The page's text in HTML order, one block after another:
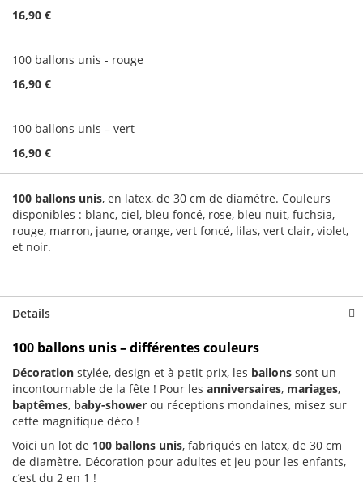
16,90 €
100 ballons unis - rouge
16,90 €
100 ballons unis – vert
16,90 €
100 ballons unis, en latex, de 30 cm de diamètre. Couleurs
disponibles : blanc, ciel, bleu foncé, rose, bleu nuit, fuchsia,
rouge, marron, jaune, orange, vert foncé, lilas, vert clair, violet,
et noir.
Details
100 ballons unis – différentes couleurs
Décoration stylée, design et à petit prix, les ballons sont un
incontournable de la fête ! Pour les anniversaires, mariages,
baptêmes, baby-shower ou réceptions mondaines, misez sur
cette magnifique déco !
Voici un lot de 100 ballons unis, fabriqués en latex, de 30 cm
de diamètre. Décoration pour adultes et jeu pour les enfants,
c’est du 2 en 1 !